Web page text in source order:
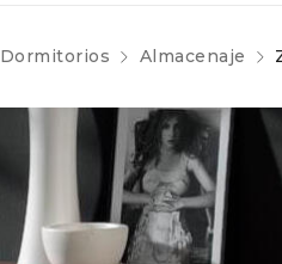
Dormitorios Almacenaje